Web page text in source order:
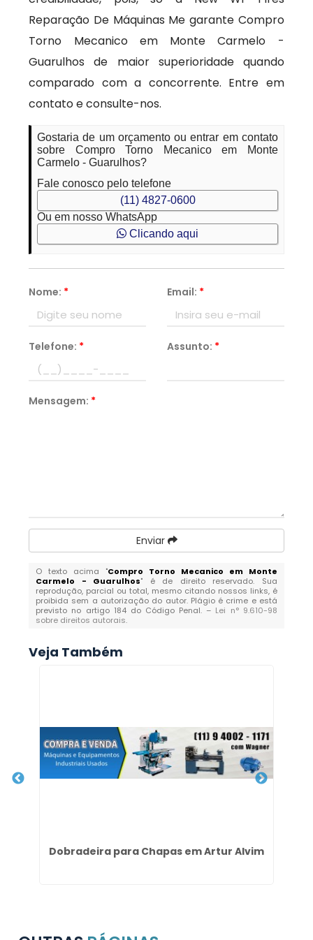
Reparação De Máquinas Me garante Compro
Torno Mecanico em Monte Carmelo -
Guarulhos de maior superioridade quando
comparado com a concorrente. Entre em
contato e consulte-nos.
Gostaria de um orçamento ou entrar em contato
sobre Compro Torno Mecanico em Monte
Carmelo - Guarulhos?
Fale conosco pelo telefone
(11) 4827-0600
Ou em nosso WhatsApp
Clicando aqui
Nome: * Email: *
Telefone: * Assunto: *
Mensagem: *
Enviar
O texto acima "Compro Torno Mecanico em Monte
Carmelo - Guarulhos" é de direito reservado. Sua
reprodução, parcial ou total, mesmo citando nossos links, é
proibida sem a autorização do autor. Plágio é crime e está
previsto no artigo 184 do Código Penal. – Lei n° 9.610-98
sobre direitos autorais.
Veja Também
Dobradeira para Chapas em Artur Alvim